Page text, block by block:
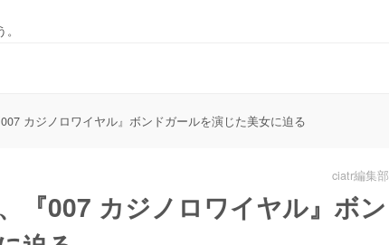
カジノロワイヤル』ボンドガールを演じた美女に迫る
ciatr編集部
『007 カジノロワイヤル』ボン